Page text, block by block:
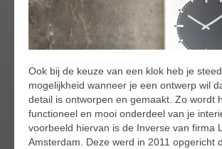
Ook bij de keuze van een klok heb je
mogelijkheid wanneer je een ontwerp wil
detail is ontworpen en gemaakt. Zo wordt
functioneel en mooi onderdeel van je
voorbeeld hiervan is de Inverse van firma
Amsterdam. Deze werd in 2011 opgericht